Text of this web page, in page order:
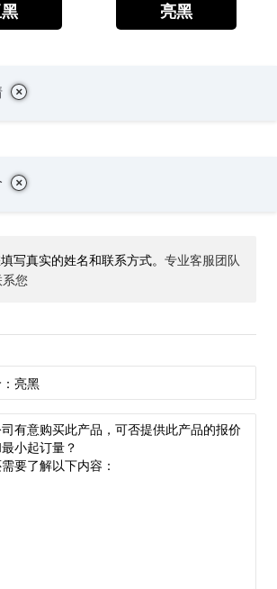
亮黑
+
+